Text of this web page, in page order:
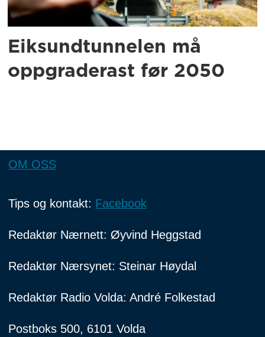
Eiksundtunnelen må
oppgraderast før 2050
OM OSS
Tips og kontakt: Facebook
Redaktør Nærnett: Øyvind Heggstad
Redaktør Nærsynet: Steinar Høydal
Redaktør Radio Volda: André Folkestad
Postboks 500, 6101 Volda